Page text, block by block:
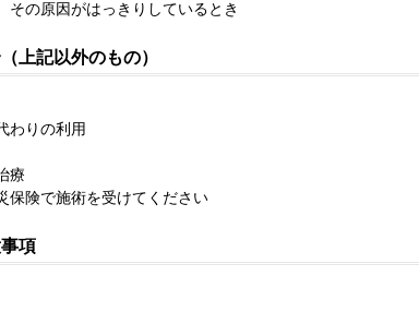
の原因がはっきりしているとき
上記以外のもの）
わりの利用
療
保険で施術を受けてください
項